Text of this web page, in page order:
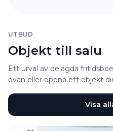
UTBUD
Objekt till salu
Ett urval av delägda
ovan eller öppna ett objekt
Visa